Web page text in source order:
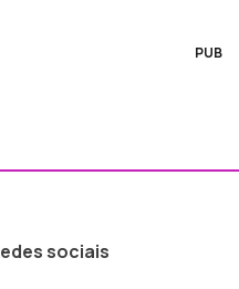
PUB
sociais